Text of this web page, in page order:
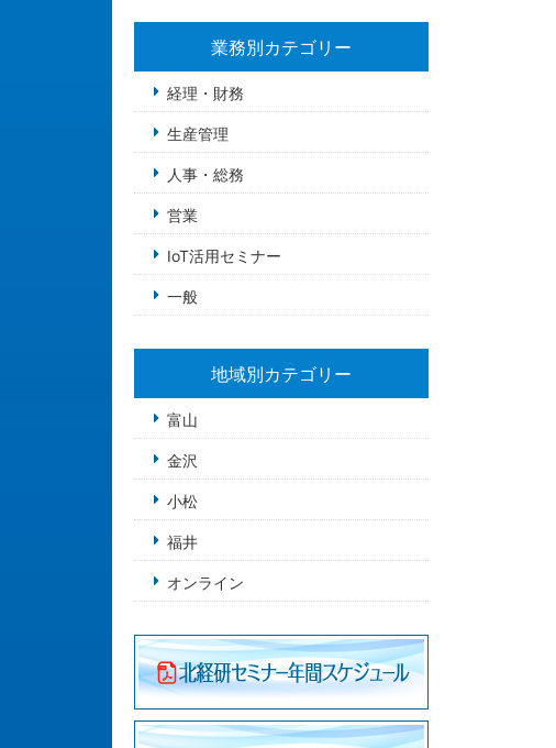
業務別カテゴリー
経理・財務
生産管理
人事・総務
営業
IoT活用セミナー
一般
地域別カテゴリー
富山
金沢
小松
福井
オンライン